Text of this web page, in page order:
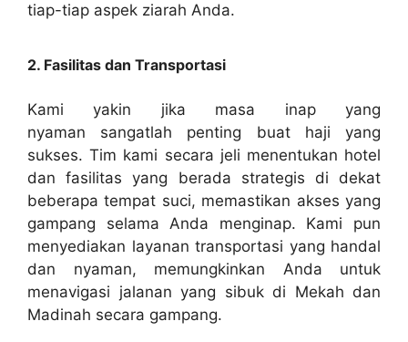
tiap-tiap aspek ziarah Anda.
2. Fasilitas dan Transportasi
Kami yakin jika masa inap yang
nyaman sangatlah penting buat haji yang
sukses. Tim kami secara jeli menentukan hotel
dan fasilitas yang berada strategis di dekat
beberapa tempat suci, memastikan akses yang
gampang selama Anda menginap. Kami pun
menyediakan layanan transportasi yang handal
dan nyaman, memungkinkan Anda untuk
menavigasi jalanan yang sibuk di Mekah dan
Madinah secara gampang.